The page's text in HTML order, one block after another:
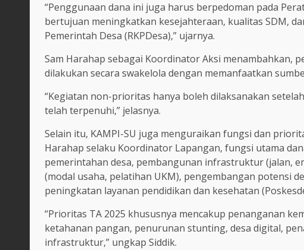
“Penggunaan dana ini juga harus berpedoman pada
bertujuan meningkatkan kesejahteraan, kualitas SDM,
Pemerintah Desa (RKPDesa),” ujarnya.
Sam Harahap sebagai Koordinator Aksi menambahkan,
dilakukan secara swakelola dengan memanfaatkan
“Kegiatan non-prioritas hanya boleh dilaksanakan
telah terpenuhi,” jelasnya.
Selain itu, KAMPI-SU juga menguraikan fungsi dan
Harahap selaku Koordinator Lapangan, fungsi utama
pemerintahan desa, pembangunan infrastruktur (jalan,
(modal usaha, pelatihan UKM), pengembangan potensi
peningkatan layanan pendidikan dan kesehatan
“Prioritas TA 2025 khususnya mencakup penanganan
ketahanan pangan, penurunan stunting, desa digital,
infrastruktur,” ungkap Siddik.